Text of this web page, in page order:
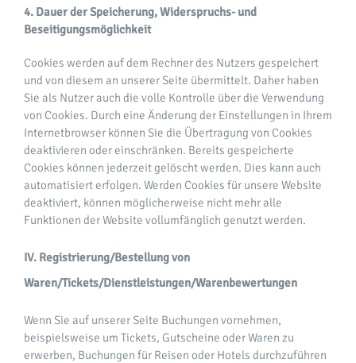
4. Dauer der Speicherung, Widerspruchs- und
Beseitigungsmöglichkeit
Cookies werden auf dem Rechner des Nutzers gespeichert
und von diesem an unserer Seite übermittelt. Daher haben
Sie als Nutzer auch die volle Kontrolle über die Verwendung
von Cookies. Durch eine Änderung der Einstellungen in Ihrem
Internetbrowser können Sie die Übertragung von Cookies
deaktivieren oder einschränken. Bereits gespeicherte
Cookies können jederzeit gelöscht werden. Dies kann auch
automatisiert erfolgen. Werden Cookies für unsere Website
deaktiviert, können möglicherweise nicht mehr alle
Funktionen der Website vollumfänglich genutzt werden.
IV. Registrierung/Bestellung von
Waren/Tickets/Dienstleistungen/Warenbewertungen
Wenn Sie auf unserer Seite Buchungen vornehmen,
beispielsweise um Tickets, Gutscheine oder Waren zu
erwerben, Buchungen für Reisen oder Hotels durchzuführen